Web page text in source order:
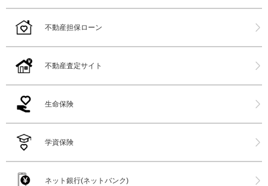
不動産担保ローン
不動産査定サイト
生命保険
学資保険
ネット銀行(ネットバンク)